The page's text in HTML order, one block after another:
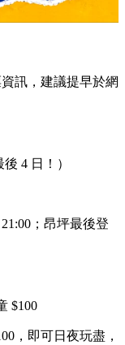
訊，建議提早於網
4 日！）
；昂坪最後登
$100
，即可日夜玩盡，